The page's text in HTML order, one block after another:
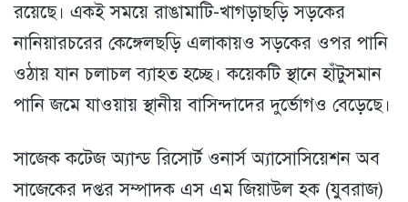
রয়েছে। একই সময়ে রাঙামাটি-খাগড়াছড়ি সড়কের
নানিয়ারচরের কেঙ্গেলছড়ি এলাকায়ও সড়কের ওপর পানি
ওঠায় যান চলাচল ব্যাহত হচ্ছে। কয়েকটি স্থানে হাঁটুসমান
পানি জমে যাওয়ায় স্থানীয় বাসিন্দাদের দুর্ভোগও বেড়েছে।
সাজেক কটেজ অ্যান্ড রিসোর্ট ওনার্স অ্যাসোসিয়েশন অব
সাজেকের দপ্তর সম্পাদক এস এম জিয়াউল হক (যুবরাজ)